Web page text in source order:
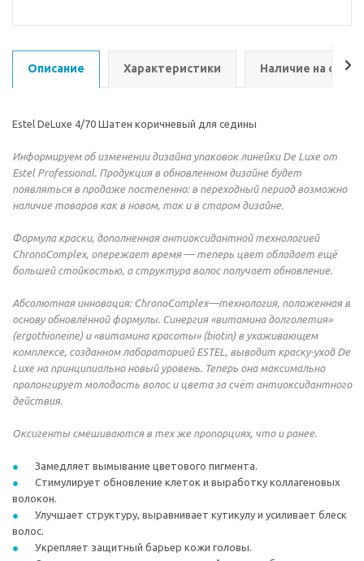
Описание Характеристики Наличие на
Estel DeLuxe 4/70 Шатен коричневый для седины
Информируем об изменении дизайна упаковок линейки De Luxe от
Estel Professional. Продукция в обновленном дизайне будет
появляться в продаже постепенно: в переходный период возможно
наличие товаров как в новом, так и в старом дизайне.
Формула краски, дополненная антиоксидантной технологией
ChronoComplex, опережает время — теперь цвет обладает ещё
большей стойкостью, а структура волос получает обновление.
Абсолютная инновация: ChronoComplex—технология, положенная в
основу обновлённой формулы. Синергия «витамина долголетия»
(ergothioneine) и «витамина красоты» (biotin) в ухаживающем
комплексе, созданном лабораторией ESTEL, выводит краску-уход De
Luxe на принципиально новый уровень. Теперь она максимально
пролонгирует молодость волос и цвета за счёт антиоксидантного
действия.
Оксигенты смешиваются в тех же пропорциях, что и ранее.
Замедляет вымывание цветового пигмента.
Стимулирует обновление клеток и выработку коллагеновых
волокон.
Улучшает структуру, выравнивает кутикулу и усиливает блеск
волос.
Укрепляет защитный барьер кожи головы.